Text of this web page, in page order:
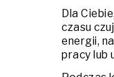
Dla
czasu
energii,
pracy lub